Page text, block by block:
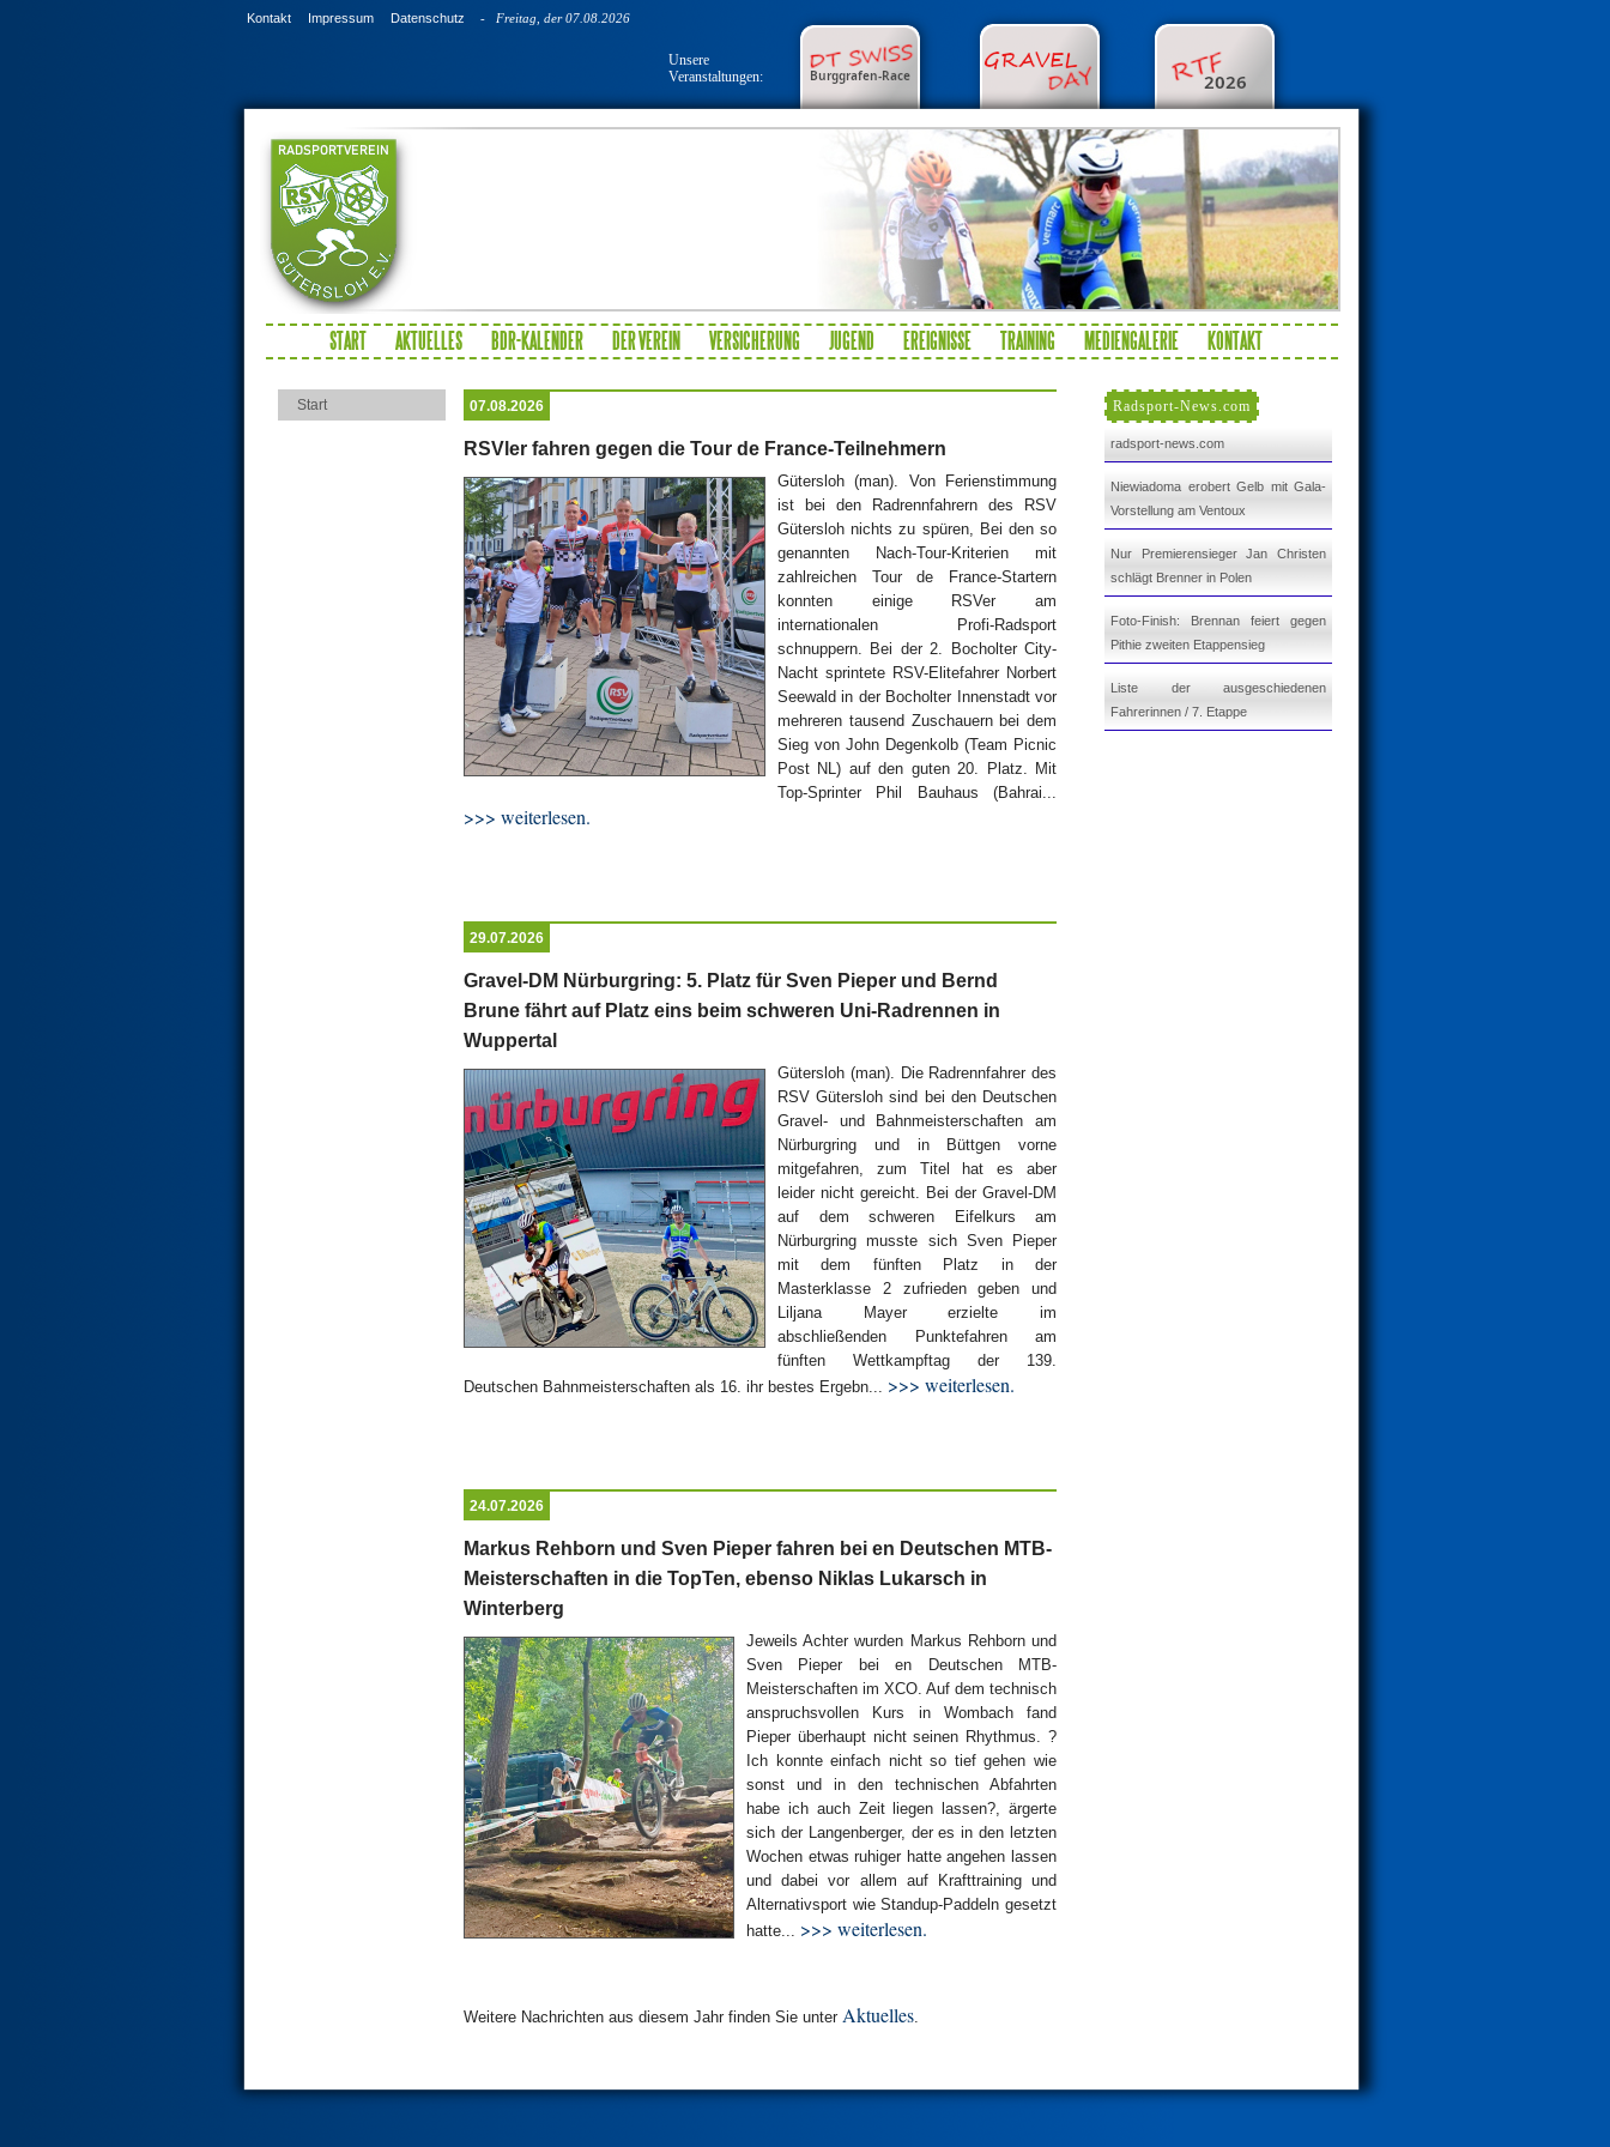
Kontakt Impressum Datenschutz - Freitag, der 07.08.2026
Unsere
Veranstaltungen:
START AKTUELLES BDR-KALENDER DER VEREIN VERSICHERUNG JUGEND EREIGNISSE TRAINING MEDIENGALERIE KONTAKT
Start Radsport-News.com
radsport-news.com
Niewiadoma erobert Gelb mit Gala-
Vorstellung am Ventoux
Nur Premierensieger Jan Christen
schlägt Brenner in Polen
Foto-Finish: Brennan feiert gegen
Pithie zweiten Etappensieg
Liste der ausgeschiedenen
Fahrerinnen / 7. Etappe
07.08.2026
RSVler fahren gegen die Tour de France-Teilnehmern
Gütersloh (man). Von Ferienstimmung
ist bei den Radrennfahrern des RSV
Gütersloh nichts zu spüren, Bei den so
genannten Nach-Tour-Kriterien mit
zahlreichen Tour de France-Startern
konnten einige RSVer am
internationalen Profi-Radsport
schnuppern. Bei der 2. Bocholter City-
Nacht sprintete RSV-Elitefahrer Norbert
Seewald in der Bocholter Innenstadt vor
mehreren tausend Zuschauern bei dem
Sieg von John Degenkolb (Team Picnic
Post NL) auf den guten 20. Platz. Mit
Top-Sprinter Phil Bauhaus (Bahrai...
>>> weiterlesen.
29.07.2026
Gravel-DM Nürburgring: 5. Platz für Sven Pieper und Bernd
Brune fährt auf Platz eins beim schweren Uni-Radrennen in
Wuppertal
Gütersloh (man). Die Radrennfahrer des
RSV Gütersloh sind bei den Deutschen
Gravel- und Bahnmeisterschaften am
Nürburgring und in Büttgen vorne
mitgefahren, zum Titel hat es aber
leider nicht gereicht. Bei der Gravel-DM
auf dem schweren Eifelkurs am
Nürburgring musste sich Sven Pieper
mit dem fünften Platz in der
Masterklasse 2 zufrieden geben und
Liljana Mayer erzielte im
abschließenden Punktefahren am
fünften Wettkampftag der 139.
Deutschen Bahnmeisterschaften als 16. ihr bestes Ergebn... >>> weiterlesen.
24.07.2026
Markus Rehborn und Sven Pieper fahren bei en Deutschen MTB-
Meisterschaften in die TopTen, ebenso Niklas Lukarsch in
Winterberg
Jeweils Achter wurden Markus Rehborn und
Sven Pieper bei en Deutschen MTB-
Meisterschaften im XCO. Auf dem technisch
anspruchsvollen Kurs in Wombach fand
Pieper überhaupt nicht seinen Rhythmus. ?
Ich konnte einfach nicht so tief gehen wie
sonst und in den technischen Abfahrten
habe ich auch Zeit liegen lassen?, ärgerte
sich der Langenberger, der es in den letzten
Wochen etwas ruhiger hatte angehen lassen
und dabei vor allem auf Krafttraining und
Alternativsport wie Standup-Paddeln gesetzt
hatte... >>> weiterlesen.
Weitere Nachrichten aus diesem Jahr finden Sie unter Aktuelles.